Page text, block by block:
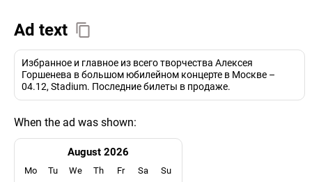
Ad text
Избранное и главное из всего творчества Алексея
Горшенева в большом юбилейном концерте в Москве –
04.12, Stadium. Последние билеты в продаже.
When the ad was shown:
August 2026
Mo Tu We Th Fr Sa Su